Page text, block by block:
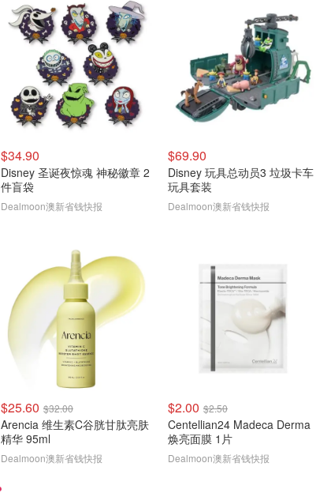
$34.90
Disney 圣诞夜惊魂 神秘徽章 2
件盲袋
Dealmoon澳新省钱快报
$69.90
Disney 玩具总动员3 垃圾卡车
玩具套装
Dealmoon澳新省钱快报
$25.60 $32.00
Arencia 维生素C谷胱甘肽亮肤
精华 95ml
Dealmoon澳新省钱快报
$2.00 $2.50
Centellian24 Madeca Derma
焕亮面膜 1片
Dealmoon澳新省钱快报